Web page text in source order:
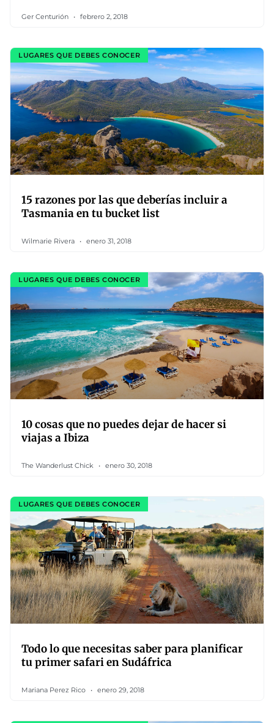
Ger Centurión febrero 2, 2018
LUGARES QUE DEBES CONOCER
15 razones por las que deberías incluir a
Tasmania en tu bucket list
Wilmarie Rivera enero 31, 2018
LUGARES QUE DEBES CONOCER
10 cosas que no puedes dejar de hacer si
viajas a Ibiza
The Wanderlust Chick enero 30, 2018
LUGARES QUE DEBES CONOCER
Todo lo que necesitas saber para planificar
tu primer safari en Sudáfrica
Mariana Perez Rico enero 29, 2018